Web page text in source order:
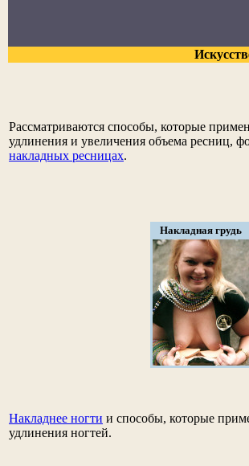
Рассматриваются способы, которые
удлинения и увеличения объема ресниц,
накладных ресницах.
Накладная грудь
Накладнее ногти и способы, которые
удлинения ногтей.